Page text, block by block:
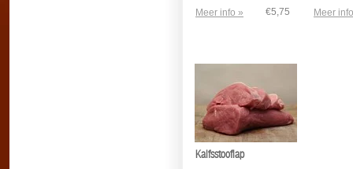
Meer info » €5,75 Meer
Kalfsstooflap